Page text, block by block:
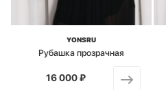
YONSRU
Рубашка прозрачная
от
16 000 ₽